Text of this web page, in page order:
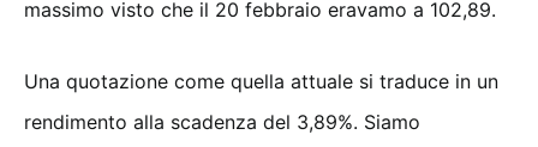
massimo visto che il 20 febbraio eravamo a 102,89.
Una quotazione come quella attuale si traduce in un
rendimento alla scadenza del 3,89%. Siamo